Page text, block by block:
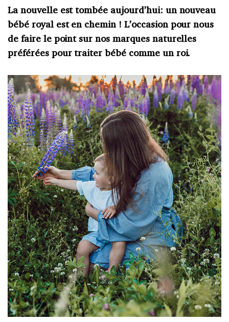
La nouvelle est tombée aujourd’hui: un nouveau
bébé royal est en chemin ! L’occasion pour nous
de faire le point sur nos marques naturelles
préférées pour traiter bébé comme un roi.